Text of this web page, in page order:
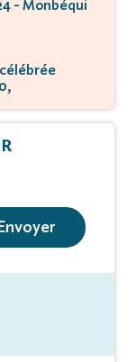
- Monbéqui
Envoyer